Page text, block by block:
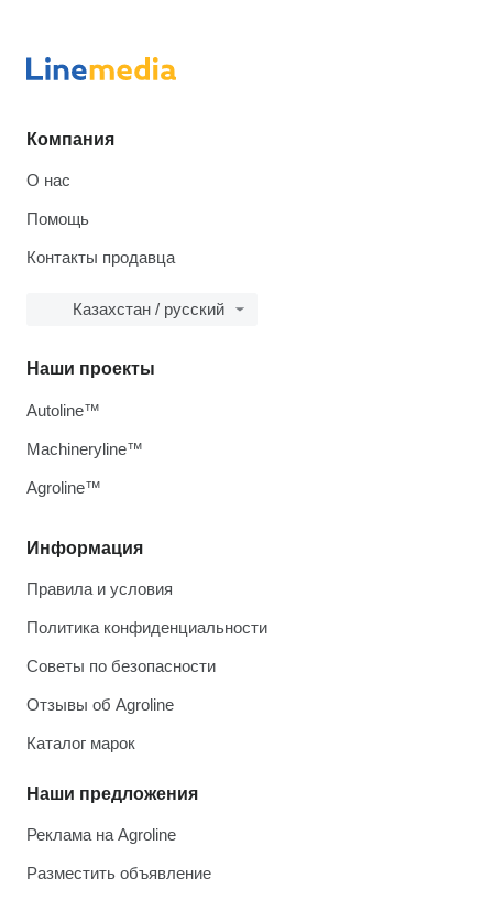
Компания
О нас
Помощь
Контакты продавца
Казахстан / русский
Информация
Правила и условия
Политика конфиденциальности
Советы по безопасности
Отзывы об Agroline
Каталог марок
Наши предложения
Реклама на Agroline
Разместить объявление
Наши проекты
Autoline™
Machineryline™
Agroline™